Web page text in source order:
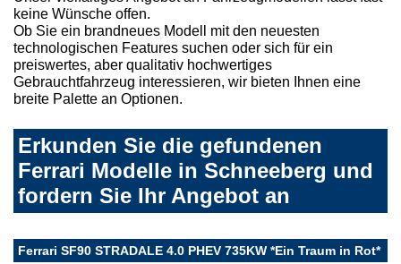
keine Wünsche offen.
Ob Sie ein brandneues Modell mit den neuesten
technologischen Features suchen oder sich für ein
preiswertes, aber qualitativ hochwertiges
Gebrauchtfahrzeug interessieren, wir bieten Ihnen eine
breite Palette an Optionen.
Erkunden Sie die gefundenen
Ferrari Modelle in Schneeberg und
fordern Sie Ihr Angebot an
Ferrari SF90 STRADALE 4.0 PHEV 735KW *Ein Traum in Rot*